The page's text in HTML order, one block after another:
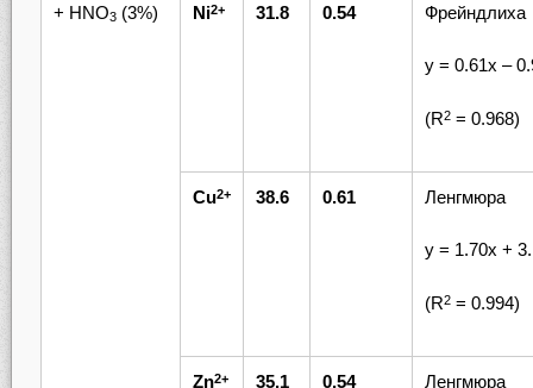
+ HNO3(3%) Ni2+ 31.8 0.54 Фрейндлиха
у = 0.61х –
(R2= 0.968)
Cu2+ 38.6 0.61 Ленгмюра
у = 1.70х +
(R2= 0.994)
Zn2+ 35.1 0.54 Ленгмюра